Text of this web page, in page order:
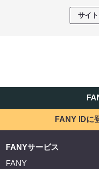
サイ
FANY IDに
FANYサービス
FANY